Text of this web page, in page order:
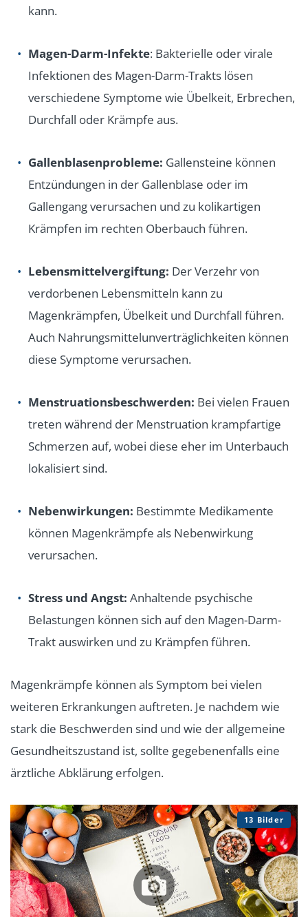
kann.
Magen-Darm-Infekte: Bakterielle oder virale
Infektionen des Magen-Darm-Trakts lösen
verschiedene Symptome wie Übelkeit, Erbrechen,
Durchfall oder Krämpfe aus.
Gallenblasenprobleme: Gallensteine können
Entzündungen in der Gallenblase oder im
Gallengang verursachen und zu kolikartigen
Krämpfen im rechten Oberbauch führen.
Lebensmittelvergiftung: Der Verzehr von
verdorbenen Lebensmitteln kann zu
Magenkrämpfen, Übelkeit und Durchfall führen.
Auch Nahrungsmittelunverträglichkeiten können
diese Symptome verursachen.
Menstruationsbeschwerden: Bei vielen Frauen
treten während der Menstruation krampfartige
Schmerzen auf, wobei diese eher im Unterbauch
lokalisiert sind.
Nebenwirkungen: Bestimmte Medikamente
können Magenkrämpfe als Nebenwirkung
verursachen.
Stress und Angst: Anhaltende psychische
Belastungen können sich auf den Magen-Darm-
Trakt auswirken und zu Krämpfen führen.
Magenkrämpfe können als Symptom bei vielen
weiteren Erkrankungen auftreten. Je nachdem wie
stark die Beschwerden sind und wie der allgemeine
Gesundheitszustand ist, sollte gegebenenfalls eine
ärztliche Abklärung erfolgen.
13 Bilder